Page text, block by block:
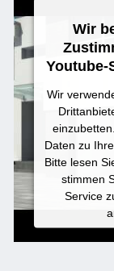
Wir
Youtube-
Wir
Daten zu
Bitte lesen
stimmen
Service